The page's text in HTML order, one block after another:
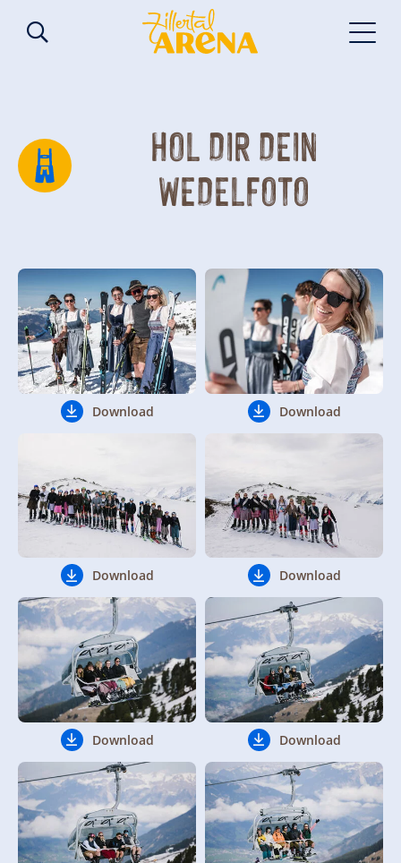
HOL DIR DEIN
WEDELFOTO
Download Download
Download Download
Download Download